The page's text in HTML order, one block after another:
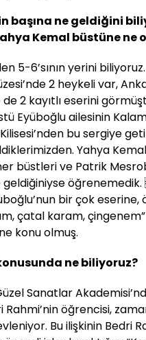
başına ne geldiğini
Kemal büstüne ne
5-6’sının yerini
2 heykeli var,
de 2 kayıtlı eserini
Eyüboğlu ailesinin
bu sergiye
Yahya
büstleri ve Patrik
geldiğiniyse
bir çok eserine,
çatal karam,
konu olmuş.
ne biliyoruz?
Sanatlar
Rahmi’nin öğrencisi,
Bu ilişkinin Bedri